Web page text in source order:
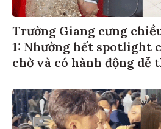
Trường Giang cưng
1: Nhường hết spotlight
chờ và có hành động dễ